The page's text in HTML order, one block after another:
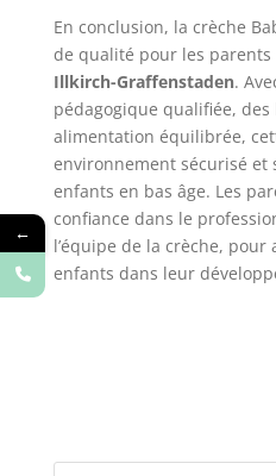
En conclusion, la crèche
de qualité pour les
Illkirch-Graffenstaden.
pédagogique qualifiée,
alimentation équilibrée,
environnement sécurisé et
enfants en bas âge. Les
confiance dans le
l’équipe de la crèche, pour
enfants dans leur
←